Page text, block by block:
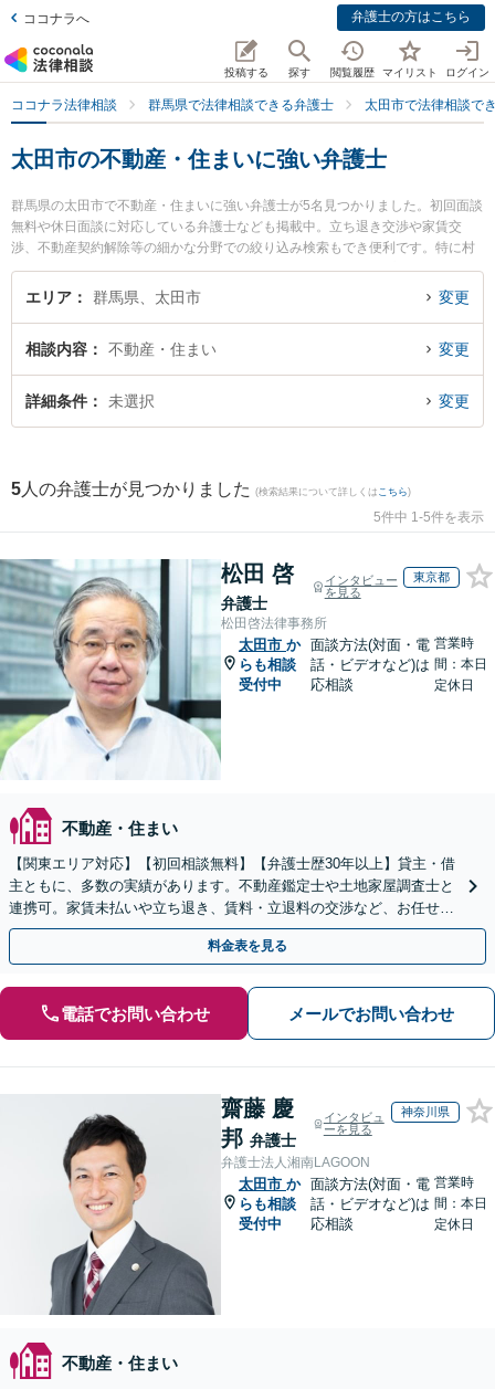
ココナラへ 弁護士の方はこちら
投稿する 探す 閲覧履歴 マイリスト ログイン
ココナラ法律相談 群馬県で法律相談できる弁護士 太田市で法律相談で
太田市の不動産・住まいに強い弁護士
群馬県の太田市で不動産・住まいに強い弁護士が5名見つかりました。初回面談
無料や休日面談に対応している弁護士なども掲載中。立ち退き交渉や家賃交
渉、不動産契約解除等の細かな分野での絞り込み検索もでき便利です。特に村
山準一法律事務所の村山 準一弁護士やネクスパート法律事務所 高崎オフィス太
田支部の北澤 彩子弁護士、きらら法律事務所の木村 就一弁護士のプロフィール
住まいのトラブル解決の実績豊富な近くの弁護士を検索したい』『初回相談無
料で不動産・住まいを法律相談できる太田市内の弁護士に相談予約したい』な
どでお困りの相談者さんにおすすめです。
エリア 群馬県、太田市 変更
相談内容 不動産・住まい 変更
詳細条件 未選択 変更
5 人の弁護士が見つかりました (検索結果について詳しくは こちら)
5件中 1-5件を表示
松田 啓
弁護士
インタビュー
を見る
東京都
松田啓法律事務所
太田市 か
らも相談
受付中
面談方法(対面・電
話・ビデオなど)は
応相談
営業時
間：本日
定休日
不動産・住まい
【関東エリア対応】【初回相談無料】【弁護士歴30年以上】貸主・借
主ともに、多数の実績があります。不動産鑑定士や土地家屋調査士と
連携可。家賃未払いや立ち退き、賃料・立退料の交渉など、お任せく
ださい【事前予約で休日・夜間面談可】【WEB面談可】
料金表を見る
電話でお問い合わせ メールでお問い合わせ
齋藤 慶
邦 弁護士
インタビュ
ーを見る
神奈川県
弁護士法人湘南LAGOON
太田市 か
らも相談
受付中
面談方法(対面・電
話・ビデオなど)は
応相談
営業時
間：本日
定休日
不動産・住まい